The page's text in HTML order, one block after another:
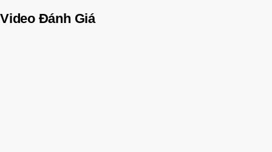
Video Đánh Giá